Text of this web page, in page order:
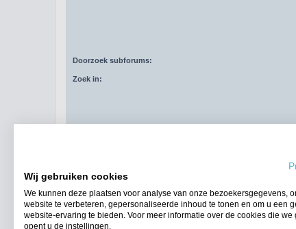
Wij gebruiken cookies
We kunnen deze plaatsen voor analyse van onze bezoekersgegevens,
website te verbeteren, gepersonaliseerde inhoud te tonen en om u een
website-ervaring te bieden. Voor meer informatie over de cookies die we
opent u de instellingen.
Doorzoek subforums:
Zoek in:
Zoek in berichten van afgelopen:
Geef eerste: